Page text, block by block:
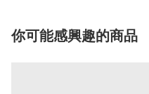
你可能感興趣的商品